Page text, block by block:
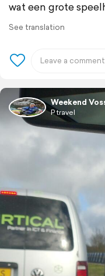
wat een grote
See translation
Weekend
P travel